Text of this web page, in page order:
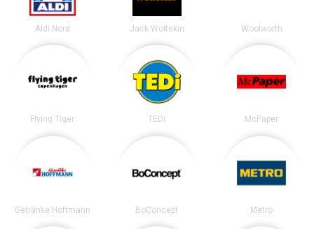
Aldi Nord Jack Wolfskin Woolworth
Flying Tiger TEDi McPaper
Getränke Hoffmann BoConcept Metro